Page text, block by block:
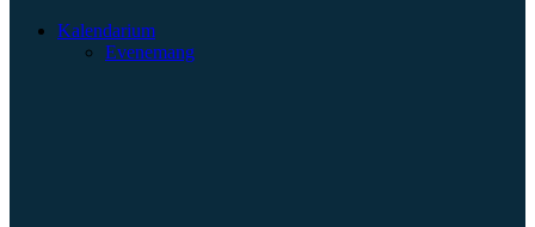
Kalendarium
Evenemang